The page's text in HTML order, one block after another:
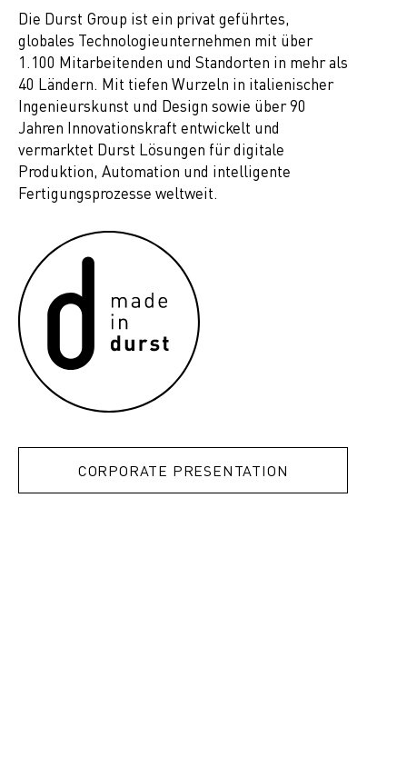
Die Durst Group ist ein privat geführtes,
globales Technologieunternehmen mit über
1.100 Mitarbeitenden und Standorten in mehr als
40 Ländern. Mit tiefen Wurzeln in italienischer
Ingenieurskunst und Design sowie über 90
Jahren Innovationskraft entwickelt und
vermarktet Durst Lösungen für digitale
Produktion, Automation und intelligente
Fertigungsprozesse weltweit.
CORPORATE PRESENTATION